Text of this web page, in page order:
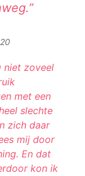
niet zoveel
met een
slechte
zich daar
mij door
En dat
kon ik